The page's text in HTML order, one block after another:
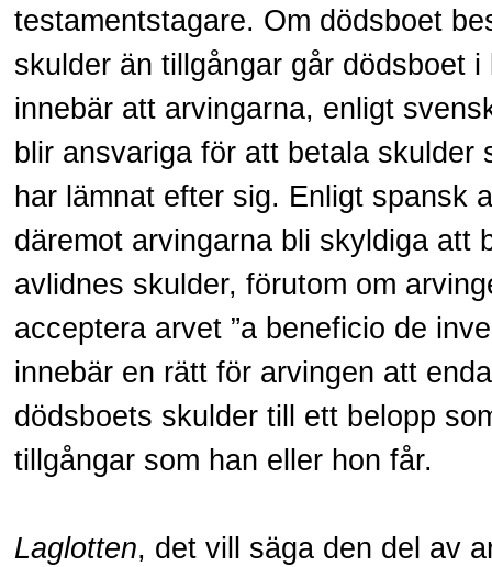
testamentstagare. Om dödsboet
skulder än tillgångar går dödsboet
innebär att arvingarna, enligt
blir ansvariga för att betala skulder
har lämnat efter sig. Enligt spansk
däremot arvingarna bli skyldiga att
avlidnes skulder, förutom om
acceptera arvet ”a beneficio de
innebär en rätt för arvingen att
dödsboets skulder till ett belopp
tillgångar som han eller hon får.
Laglotten, det vill säga den del av